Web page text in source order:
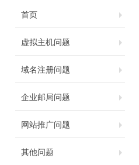
首页
虚拟主机问题
域名注册问题
企业邮局问题
网站推广问题
其他问题